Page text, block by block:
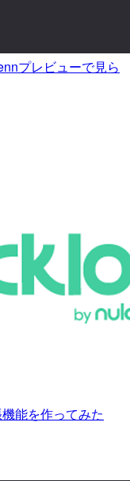
プレビューで見ら
能を作ってみた